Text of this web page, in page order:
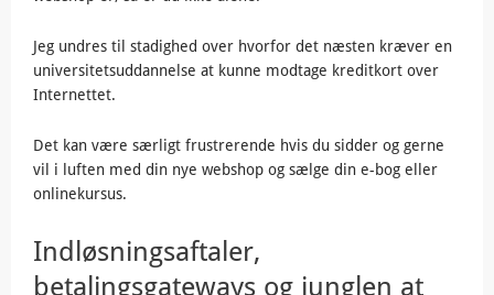
Jeg undres til stadighed over hvorfor det næsten kræver en
universitetsuddannelse at kunne modtage kreditkort over
Internettet.
Det kan være særligt frustrerende hvis du sidder og gerne
vil i luften med din nye webshop og sælge din e-bog eller
onlinekursus.
Indløsningsaftaler,
betalingsgateways og junglen at